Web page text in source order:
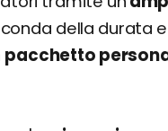
della durata
pacchetto